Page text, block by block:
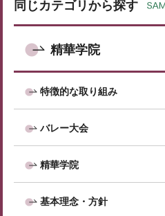
同じカテゴリから探す
精華学院
特徴的な取り組み
バレー大会
精華学院
基本理念・方針